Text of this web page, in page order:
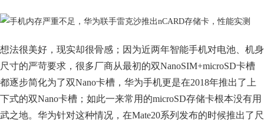
想法很美好，现实却很骨感；因为近两年智能手机对电池、机身
尺寸的严苛要求，很多厂商从最初的双NanoSIM+microSD卡槽
都逐步简化为了双Nano卡槽，华为手机更是在2018年推出了上
下式的双Nano卡槽；如此一来常用的microSD存储卡根本没有用
武之地。华为针对这种情况，在Mate20系列发布的时候推出了尺